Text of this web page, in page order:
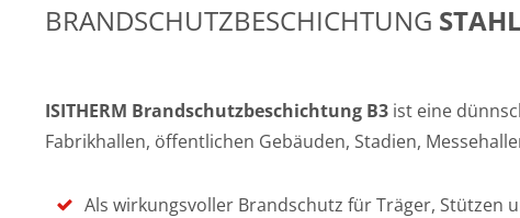
BRANDSCHUTZBESCHICHTUNG
ISITHERM Brandschutzbeschichtung B3 ist eine
Fabrikhallen, öffentlichen Gebäuden, Stadien,
Als wirkungsvoller Brandschutz für Träger, Stützen